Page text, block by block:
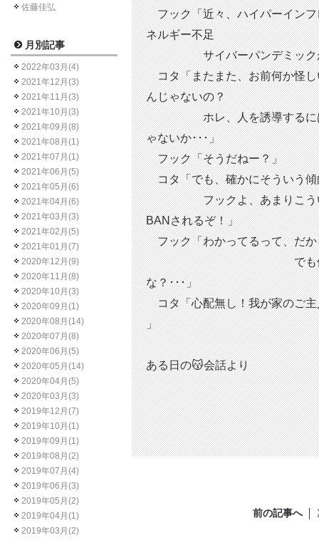
フック「近々、ハイパーインフ
ネルギー不足
サイバーパンデミックが
コタ「またまた、お前何か怪し
んじゃないの？
ホレ、人を誘導するには恐
ゃないか･･･」
フック「そうだねー？」
コタ「でも、確かにそういう傾
フックよ、あまりこうい
BANされるぞ！」
フック「わかってるって、だか
でも僕たちの餌
な？･･･」
コタ「心配無し！我が家のご主
」
ある日の😽会話より
前の記事へ
佐藤佳弘
月別記事
2022年03月(4)
2021年12月(3)
2021年11月(3)
2021年10月(3)
2021年09月(8)
2021年08月(1)
2021年07月(1)
2021年06月(5)
2021年05月(6)
2021年04月(6)
2021年03月(3)
2021年02月(5)
2021年01月(7)
2020年12月(9)
2020年11月(8)
2020年10月(3)
2020年09月(1)
2020年08月(14)
2020年07月(8)
2020年06月(5)
2020年05月(14)
2020年04月(5)
2020年03月(3)
2019年12月(7)
2019年10月(1)
2019年09月(1)
2019年08月(2)
2019年07月(4)
2019年06月(3)
2019年05月(2)
2019年04月(1)
2019年03月(2)